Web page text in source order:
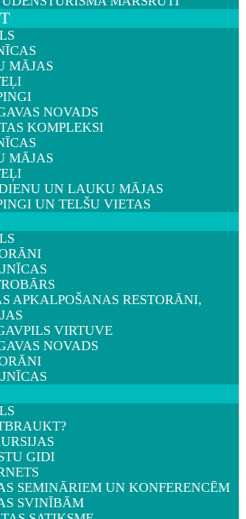
MĀJAS
NOVADS
KOMPLEKSI
MĀJAS
UN LAUKU MĀJAS
UN TELŠU VIETAS
APKALPOŠANAS RESTORĀNI,
VIRTUVE
NOVADS
GIDI
SEMINĀRIEM UN KONFERENCĒM
SVINĪBĀM